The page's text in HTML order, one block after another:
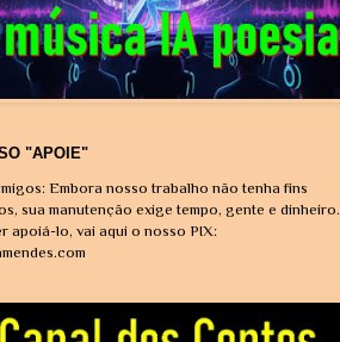
"APOIE"
Embora nosso trabalho não tenha fins
sua manutenção exige tempo, gente e dinheiro.
apoiá-lo, vai aqui o nosso PIX: